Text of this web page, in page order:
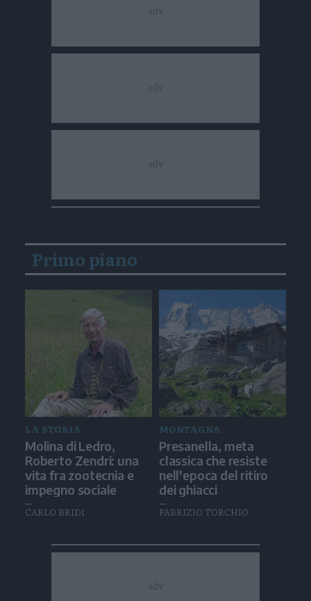
Primo piano
LA STORIA
Molina di Ledro,
Roberto Zendri: una
vita fra zootecnia e
impegno sociale
CARLO BRIDI
MONTAGNA
Presanella, meta
classica che resiste
nell'epoca del ritiro
dei ghiacci
FABRIZIO TORCHIO